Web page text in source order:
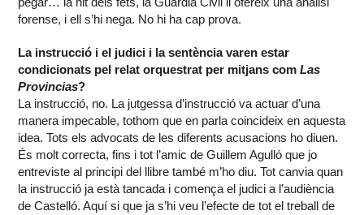
forense, i ell s’hi nega. No hi ha cap prova.
La instrucció i el judici i la sentència varen estar
condicionats pel relat orquestrat per mitjans comLas
Provincias?
La instrucció, no. La jutgessa d’instrucció va actuar d’una
manera impecable, tothom que en parla coincideix en aquesta
idea. Tots els advocats de les diferents acusacions ho diuen.
És molt correcta, fins i tot l’amic de Guillem Agulló que jo
entreviste al principi del llibre també m’ho diu. Tot canvia quan
la instrucció ja està tancada i comença el judici a l’audiència
de Castelló. Aquí si que ja s’hi veu l’efecte de tot el treball de